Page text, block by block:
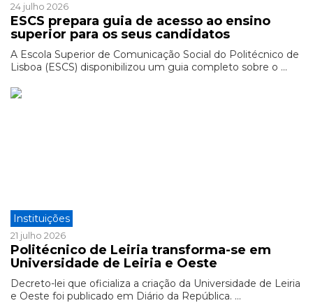
24 julho 2026
ESCS prepara guia de acesso ao ensino
superior para os seus candidatos
A Escola Superior de Comunicação Social do Politécnico de
Lisboa (ESCS) disponibilizou um guia completo sobre o ...
Instituições
21 julho 2026
Politécnico de Leiria transforma-se em
Universidade de Leiria e Oeste
Decreto-lei que oficializa a criação da Universidade de Leiria
e Oeste foi publicado em Diário da República. ...